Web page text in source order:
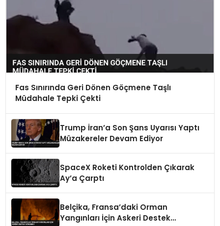
Fas Sınırında Geri Dönen Göçmene Taşlı
Müdahale Tepki Çekti
Trump İran’a Son Şans Uyarısı Yaptı
Müzakereler Devam Ediyor
SpaceX Roketi Kontrolden Çıkarak
Ay’a Çarptı
Belçika, Fransa’daki Orman
Yangınları İçin Askeri Destek